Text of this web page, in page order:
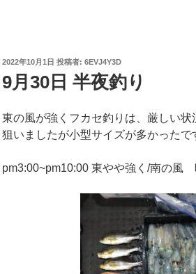
投
日:
2022年10月1日 投稿者: 6EVJ4Y3D
9月30日 半夜釣り
東の風が強くフカセ釣りは、厳しい
狙いましたが小型サイズが多かったで
pm3:00~pm10:00 東やや強く/南の風